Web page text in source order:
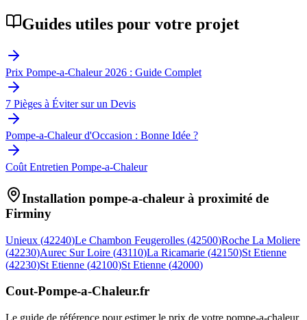
Guides utiles pour votre projet
Prix Pompe-a-Chaleur 2026 : Guide Complet
7 Pièges à Éviter sur un Devis
Pompe-a-Chaleur d'Occasion : Bonne Idée ?
Coût Entretien Pompe-a-Chaleur
Installation pompe-a-chaleur à proximité de
Firminy
Unieux (42240)Le Chambon Feugerolles (42500)Roche La Moliere
(42230)Aurec Sur Loire (43110)La Ricamarie (42150)St Etienne
(42230)St Etienne (42100)St Etienne (42000)
Cout-Pompe-a-Chaleur.fr
Le guide de référence pour estimer le prix de votre pompe-a-chaleur